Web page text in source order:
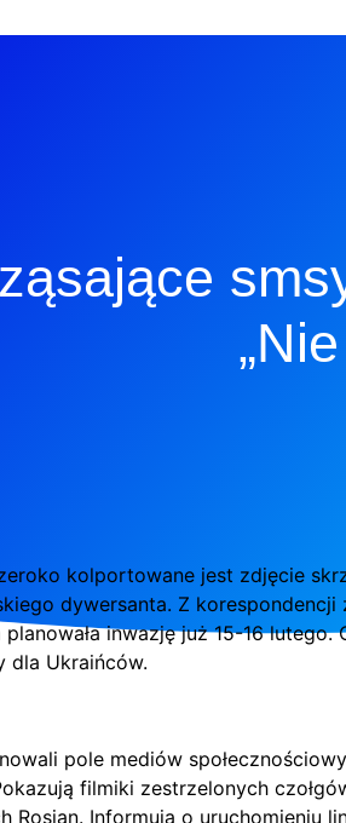
kolportowane jest zdjęcie
dywersanta. Z korespondencji
inwazję już 15-16 lutego.
dla Ukraińców.
pole mediów
filmiki zestrzelonych
Rosjan. Informują o uruchomieniu